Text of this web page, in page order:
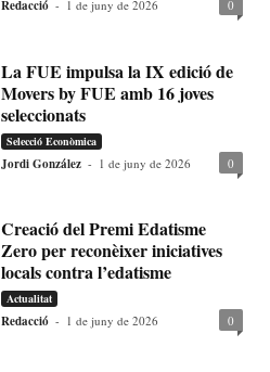
Redacció - 1 de juny de 2026 0
La FUE impulsa la IX edició de
Movers by FUE amb 16 joves
seleccionats
Selecció Econòmica
Jordi González - 1 de juny de 2026 0
Creació del Premi Edatisme
Zero per reconèixer iniciatives
locals contra l’edatisme
Actualitat
Redacció - 1 de juny de 2026 0